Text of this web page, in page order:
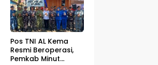
Pos TNI AL Kema
Resmi Beroperasi,
Pemkab Minut